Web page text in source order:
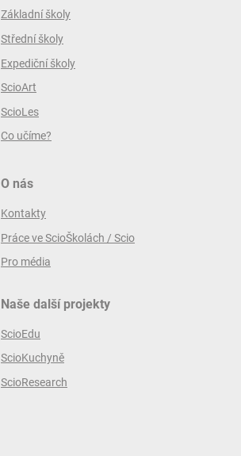
Základní školy
Střední školy
Expediční školy
ScioArt
ScioLes
Co učíme?
O nás
Kontakty
Práce ve ScioŠkolách / Scio
Pro média
Naše další projekty
ScioEdu
ScioKuchyně
ScioResearch